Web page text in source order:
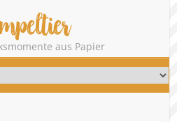
aus Papier